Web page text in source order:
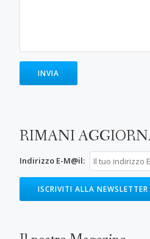
RIMANI
Indirizzo E-M@il: